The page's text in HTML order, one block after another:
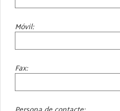
Móvil:
Fax: